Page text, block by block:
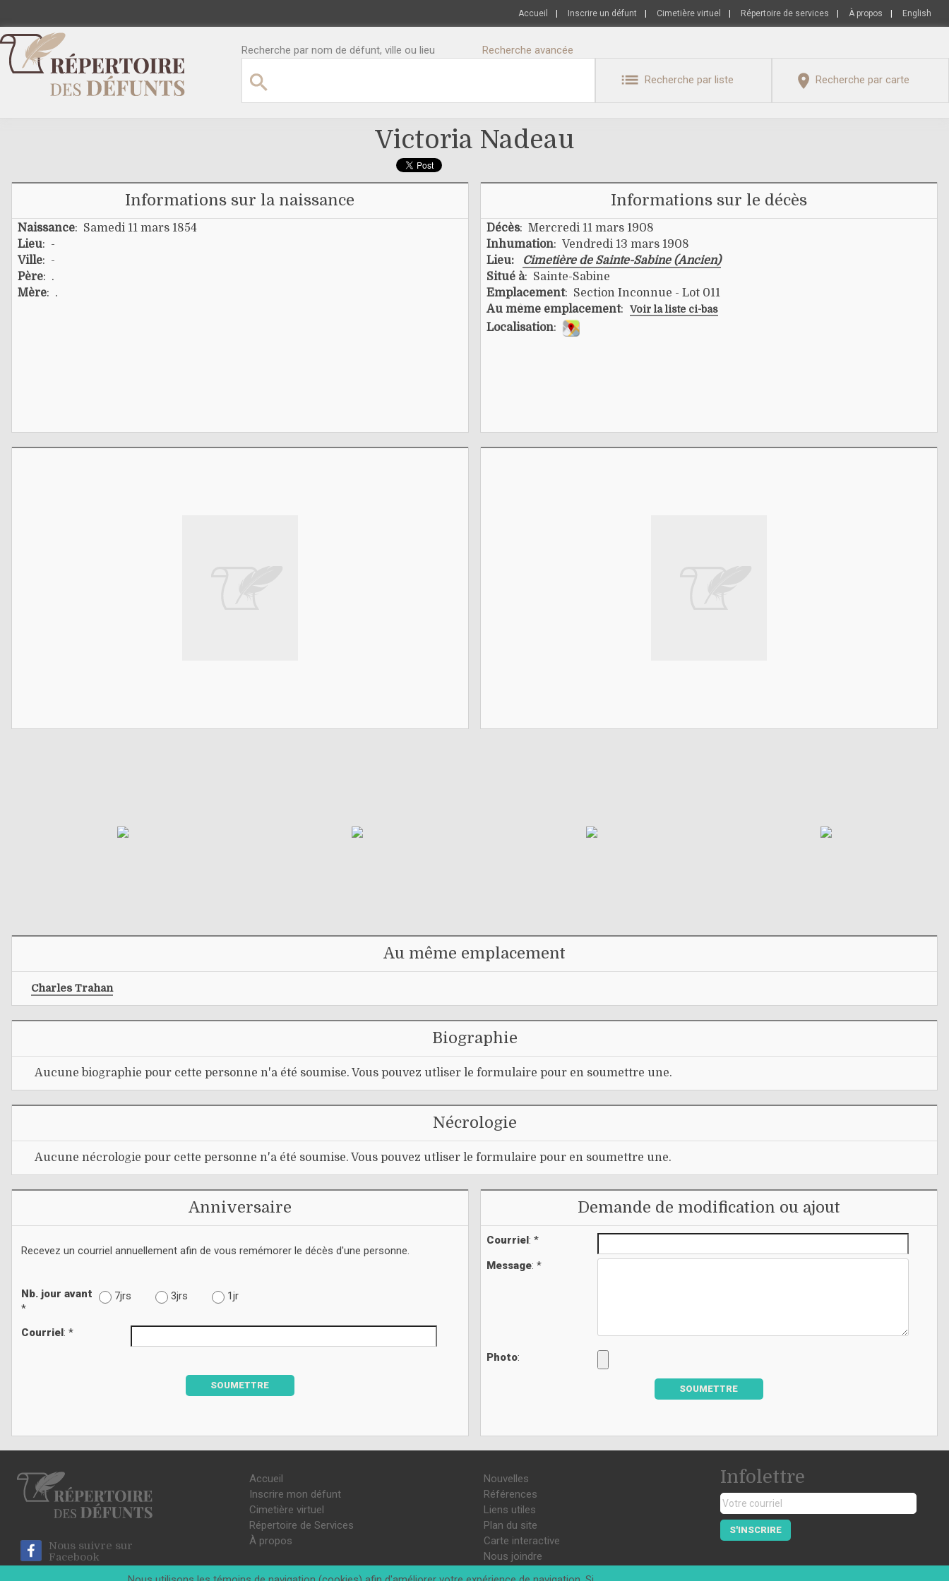
Accueil Inscrire un défunt Cimetière virtuel Répertoire de services À propos English
Recherche par nom de défunt, ville ou lieu Recherche avancée
Recherche par liste Recherche par carte
Victoria Nadeau
Informations sur la naissance
Naissance: Samedi 11 mars 1854
Lieu: -
Ville: -
Père: .
Mère: .
Informations sur le décès
Décès: Mercredi 11 mars 1908
Inhumation: Vendredi 13 mars 1908
Lieu:
Cimetière de Sainte-Sabine (Ancien)
Situé à: Sainte-Sabine
Emplacement: Section Inconnue - Lot 011
Au même emplacement: Voir la liste ci-bas
Localisation:
Au même emplacement
Charles Trahan
Biographie
Aucune biographie pour cette personne n'a été soumise. Vous pouvez utliser le formulaire pour en soumettre une.
Nécrologie
Aucune nécrologie pour cette personne n'a été soumise. Vous pouvez utliser le formulaire pour en soumettre une.
Anniversaire
Recevez un courriel annuellement afin de vous remémorer le décès d'une personne.
Nb. jour avant
*
7jrs 3jrs 1jr
Courriel: *
SOUMETTRE
Demande de modification ou ajout
Courriel: *
Message: *
Photo:
SOUMETTRE
Nous suivre sur
Facebook
Accueil
Inscrire mon défunt
Cimetière virtuel
Répertoire de Services
À propos
Nouvelles
Références
Liens utiles
Plan du site
Carte interactive
Nous joindre
Infolettre
S'INSCRIRE